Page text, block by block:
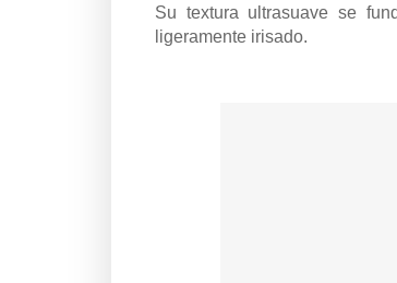
Su textura ultrasuave se
ligeramente irisado.